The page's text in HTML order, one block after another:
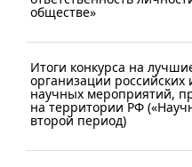
обществе»
Итоги конкурса на
организации
научных мероприятий,
на территории РФ
второй период)